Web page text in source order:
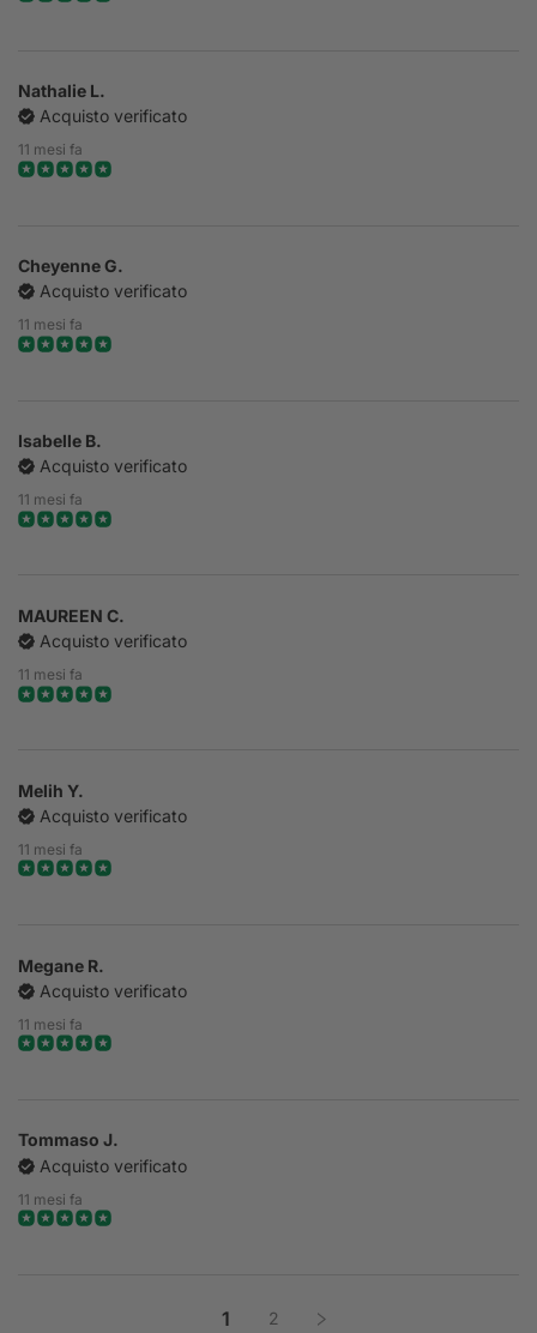
Nathalie L.
Acquisto verificato
11 mesi fa
Cheyenne G.
Acquisto verificato
11 mesi fa
Isabelle B.
Acquisto verificato
11 mesi fa
MAUREEN C.
Acquisto verificato
11 mesi fa
Melih Y.
Acquisto verificato
11 mesi fa
Megane R.
Acquisto verificato
11 mesi fa
Tommaso J.
Acquisto verificato
11 mesi fa
1 2